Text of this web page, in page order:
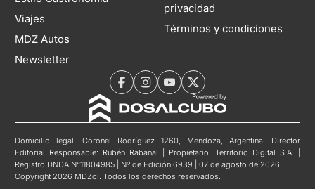
Viajes
MDZ Autos
Newsletter
privacidad
Términos y condiciones
Domicilio legal: Coronel Rodríguez 1260, Mendoza, Argentina. Director
Editorial Responsable: Rubén Rabanal | Propietario: Territorio Digital S.A. |
Registro DNDA N°11804985 | Nº de Edición 6939 | 07 de agosto de 2026
Copyright 2026 MDZol. Todos los derechos reservados.